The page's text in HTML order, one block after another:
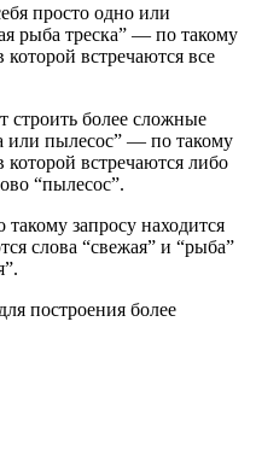
просто одно или
рыба треска” — по такому
встречаются все
строить более сложные
или пылесос” — по такому
встречаются либо
“пылесос”.
запросу находится
слова “свежая” и “рыба”
построения более